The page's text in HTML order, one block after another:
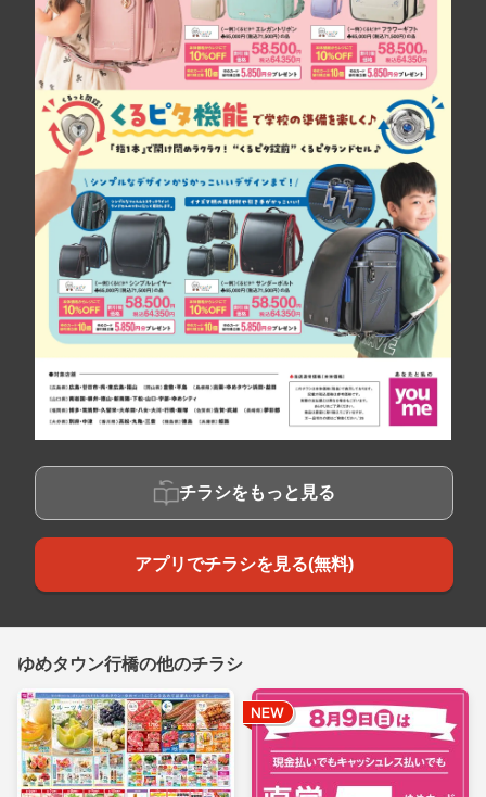
チラシをもっと見る
アプリでチラシを見る(無料)
ゆめタウン行橋の他のチラシ